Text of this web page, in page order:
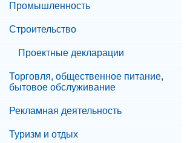
Промышленность
Строительство
Проектные декларации
Торговля, общественное питание,
бытовое обслуживание
Рекламная деятельность
Туризм и отдых